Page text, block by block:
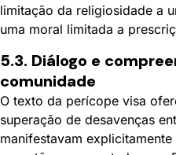
limitação da religiosidade a
uma moral limitada a
5.3. Diálogo e
comunidade
O texto da perícope visa
superação de desavenças
manifestavam